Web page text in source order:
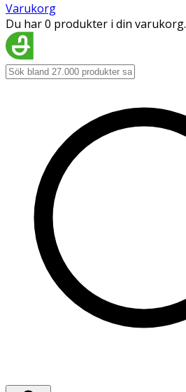
Varukorg
Du har 0 produkter i din varukorg.